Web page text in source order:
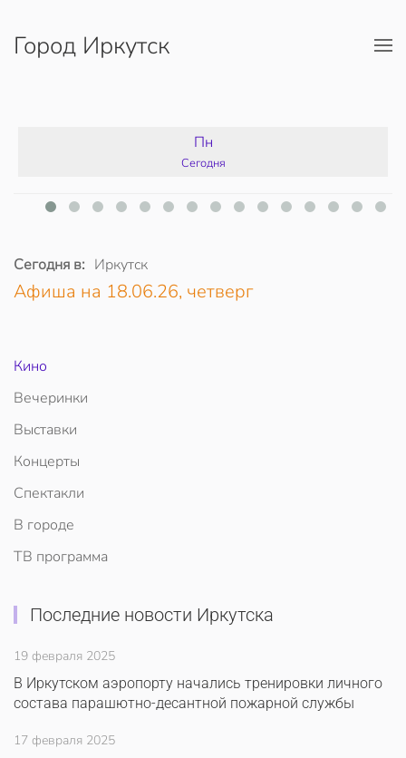
Перейти к содержимому
Город Иркутск
Пн
Сегодня
Сегодня в: Иркутск
Афиша на 18.06.26, четверг
Кино
Вечеринки
Выставки
Концерты
Спектакли
В городе
ТВ программа
Последние новости Иркутска
19 февраля 2025
В Иркутском аэропорту начались тренировки личного
состава парашютно-десантной пожарной службы
17 февраля 2025